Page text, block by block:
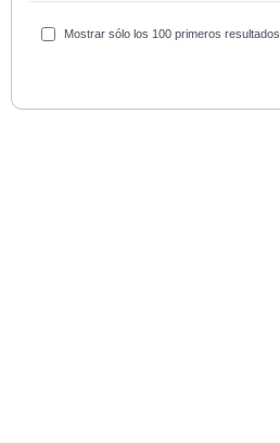
Mostrar sólo los 100 primeros resultados